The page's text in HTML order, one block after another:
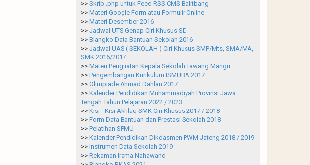
>> Skrip .php untuk Feed RSS CMS Balitbang
>> Materi Google Form atau Formulir Online
>> Materi Desember 2016
>> Jadwal UTS Genap Ciri Khusus SD
>> Blangko Data Bantuan Sekolah 2016
>> Jadwal UAS ( SEKOLAH ) Ciri Khusus SMP/Mts, SMA/MA,
SMK 2016/2017
>> Materi Penguatan Kepala Sekolah Tawang Mangu
>> Pengembangan Kurikulum ISMUBA 2017
>> Olimpiade Ahmad Dahlan 2017
>> Kalender Pendidikan Muhammadiyah Provinsi Jawa
Tengah Tahun Pelajaran 2022 / 2023
>> Kisi - Kisi Akhlaq SMK Ciri Khusus 2017 / 2018
>> Form Data Bantuan dan Prestasi Sekolah 2018
>> Pelatihan SPMU
>> Kalender Pendidikan Dikdasmen PWM Jateng 2018 / 2019
>> Instrumen Data Sekolah 2019
>> Rekaman Irama Nahawand